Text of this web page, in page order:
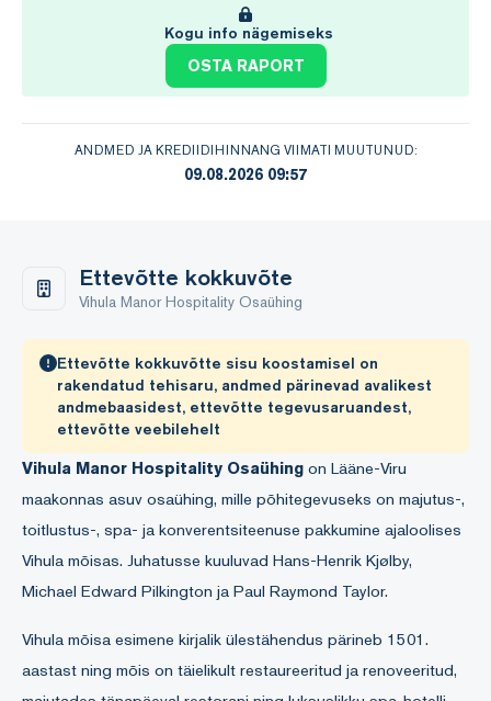
Kogu info nägemiseks
OSTA RAPORT
ANDMED JA KREDIIDIHINNANG VIIMATI MUUTUNUD:
09.08.2026 09:57
Ettevõtte kokkuvõte
Vihula Manor Hospitality Osaühing
Ettevõtte kokkuvõtte sisu koostamisel on
rakendatud tehisaru, andmed pärinevad avalikest
andmebaasidest, ettevõtte tegevusaruandest,
ettevõtte veebilehelt
Vihula Manor Hospitality Osaühing on Lääne-Viru
maakonnas asuv osaühing, mille põhitegevuseks on majutus-,
toitlustus-, spa- ja konverentsiteenuse pakkumine ajaloolises
Vihula mõisas. Juhatusse kuuluvad Hans-Henrik Kjølby,
Michael Edward Pilkington ja Paul Raymond Taylor.
Vihula mõisa esimene kirjalik ülestähendus pärineb 1501.
aastast ning mõis on täielikult restaureeritud ja renoveeritud,